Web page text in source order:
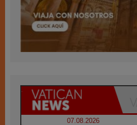
07.08.2026